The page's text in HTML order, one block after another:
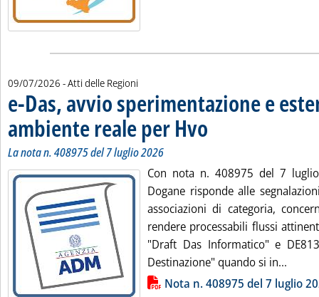
09/07/2026 - Atti delle Regioni
e-Das, avvio sperimentazione e
ambiente reale per Hvo
La nota n. 408975 del 7 luglio 2026
Con nota n. 408975 del 7 luglio
Dogane risponde alle
associazioni di categoria,
rendere processabili flussi
"Draft Das Informatico" e
Destinazione" quando si in...
Lista allegati PDF alla notiziaNota n. 408975 del 7 luglio